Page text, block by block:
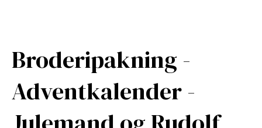
Broderipakning -
Adventkalender -